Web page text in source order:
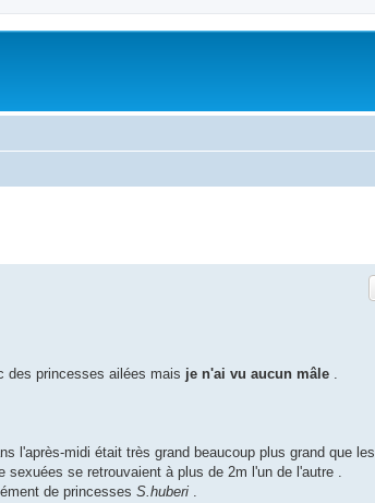
des princesses ailées mais je n'ai vu aucun mâle .
l'après-midi était très grand beaucoup plus grand que les
se retrouvaient à plus de 2m l'un de l'autre .
de princesses S.huberi .